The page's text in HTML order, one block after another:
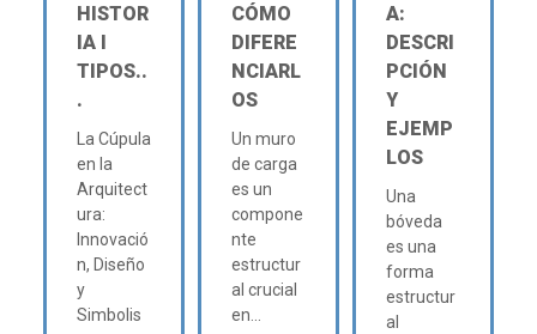
HISTOR
IA Ι
TIPOS..
.
La Cúpula
en la
Arquitect
ura:
Innovació
n, Diseño
y
Simbolis
CÓMO
DIFERE
NCIARL
OS
Un muro
de carga
es un
compone
nte
estructur
al crucial
en...
A:
DESCRI
PCIÓN
Y
EJEMP
LOS
Una
bóveda
es una
forma
estructur
al